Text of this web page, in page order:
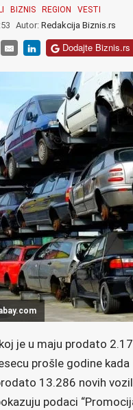
BIZNIS REGION VESTI
Autor: Redakcija Biznis.rs
Dodajte Biznis.rs
je u maju prodato
prošle godine
13.286 novih
podaci